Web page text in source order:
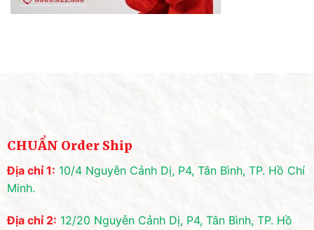
CHUẨN Order Ship
Địa chỉ 1: 10/4 Nguyễn Cảnh Dị, P4, Tân Bình, TP. Hồ Chí
Minh.
Địa chỉ 2: 12/20 Nguyễn Cảnh Dị, P4, Tân Bình, TP. Hồ